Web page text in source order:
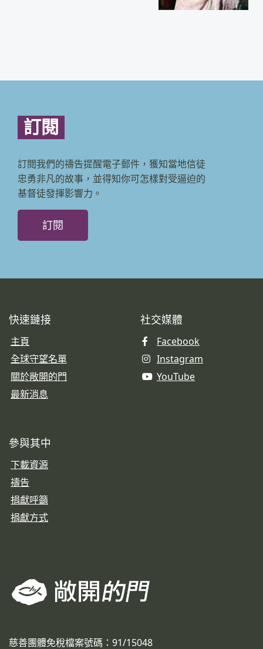
訂閱
訂閱我們的禱告提醒電子郵件，獲知當地信徒
忠勇非凡的故事，並得知你可怎樣對受逼迫的
基督徒發揮影響力。
訂閱
快速鏈接
主頁
全球守望名單
關於敞開的門
最新消息
社交媒體
Facebook
Instagram
YouTube
參與其中
下載資源
禱告
捐獻呼籲
捐獻方式
慈善團體免稅檔案號碼：91/15048